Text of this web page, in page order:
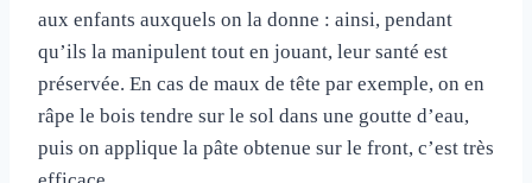
aux enfants auxquels on la donne : ainsi, pendant
qu’ils la manipulent tout en jouant, leur santé est
préservée. En cas de maux de tête par exemple, on en
râpe le bois tendre sur le sol dans une goutte d’eau,
puis on applique la pâte obtenue sur le front, c’est très